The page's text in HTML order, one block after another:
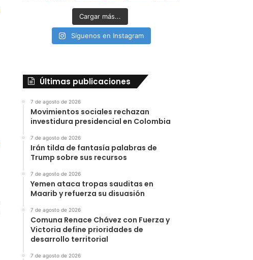
Cargar más...
Síguenos en Instagram
Últimas publicaciones
7 de agosto de 2026
Movimientos sociales rechazan
investidura presidencial en Colombia
7 de agosto de 2026
Irán tilda de fantasía palabras de
Trump sobre sus recursos
7 de agosto de 2026
Yemen ataca tropas sauditas en
Maarib y refuerza su disuasión
7 de agosto de 2026
Comuna Renace Chávez con Fuerza y
Victoria define prioridades de
desarrollo territorial
7 de agosto de 2026